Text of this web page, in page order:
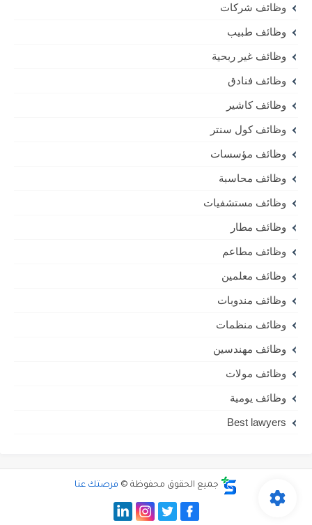
وظائف شركات
وظائف طبيب
وظائف غير ربحية
وظائف فنادق
وظائف كاشير
وظائف كول سنتر
وظائف مؤسسات
وظائف محاسبة
وظائف مستشفيات
وظائف مطار
وظائف مطاعم
وظائف معلمين
وظائف مندوبات
وظائف منظمات
وظائف مهندسين
وظائف مولات
وظائف يومية
Best lawyers
جميع الحقوق محفوظة © فرصتك عنا